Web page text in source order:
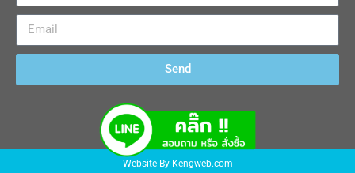
Send
Website By Kengweb.com